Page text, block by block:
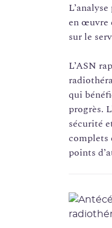
en œuvre
sur le
L’ASN
qui
progrès.
sécurité
complets
points